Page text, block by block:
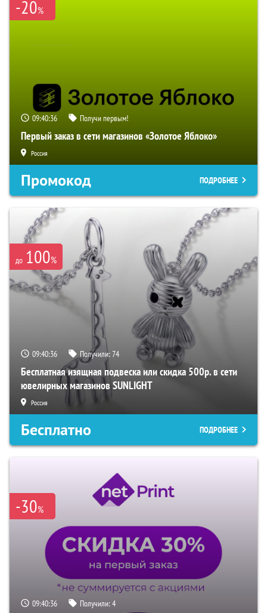
-20%
09:40:36 Получи первым!
Первый заказ в сети магазинов «Золотое Яблоко»
Россия
Промокод ПОДРОБНЕЕ
до 100%
09:40:36 Получили:74
Бесплатная изящная подвеска или скидка 500р. в сети
ювелирных магазинов SUNLIGHT
Россия
Бесплатно ПОДРОБНЕЕ
-30%
09:40:36 Получили:4